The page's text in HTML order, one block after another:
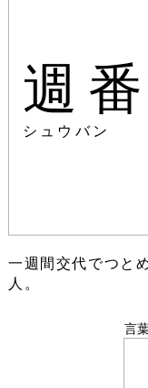
週番
シュウバン
一週間交代でつと
人。
言